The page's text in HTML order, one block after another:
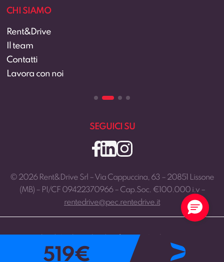
519€
CHI SIAMO
Rent&Drive
Il team
Contatti
Lavora con noi
SEGUICI SU
© 2026 Rent&Drive Srl – Via Cappuccina, 63 – 20851 Lissone
(MB) – PI/CF 09422370966 – Cap.Soc. €100.000 i.v –
rentedrive@pec.rentedrive.it
Preferenze Cookie
Sviluppo: